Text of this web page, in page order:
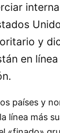
y
en
países y
línea más